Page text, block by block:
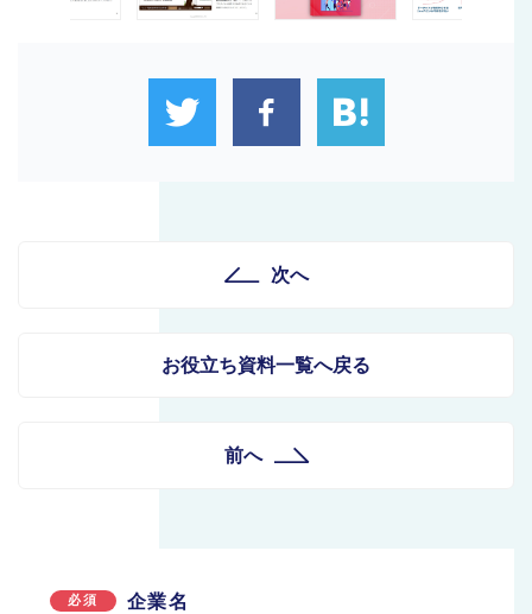
次へ
お役立ち資料一覧へ戻る
前へ
企業名
必須